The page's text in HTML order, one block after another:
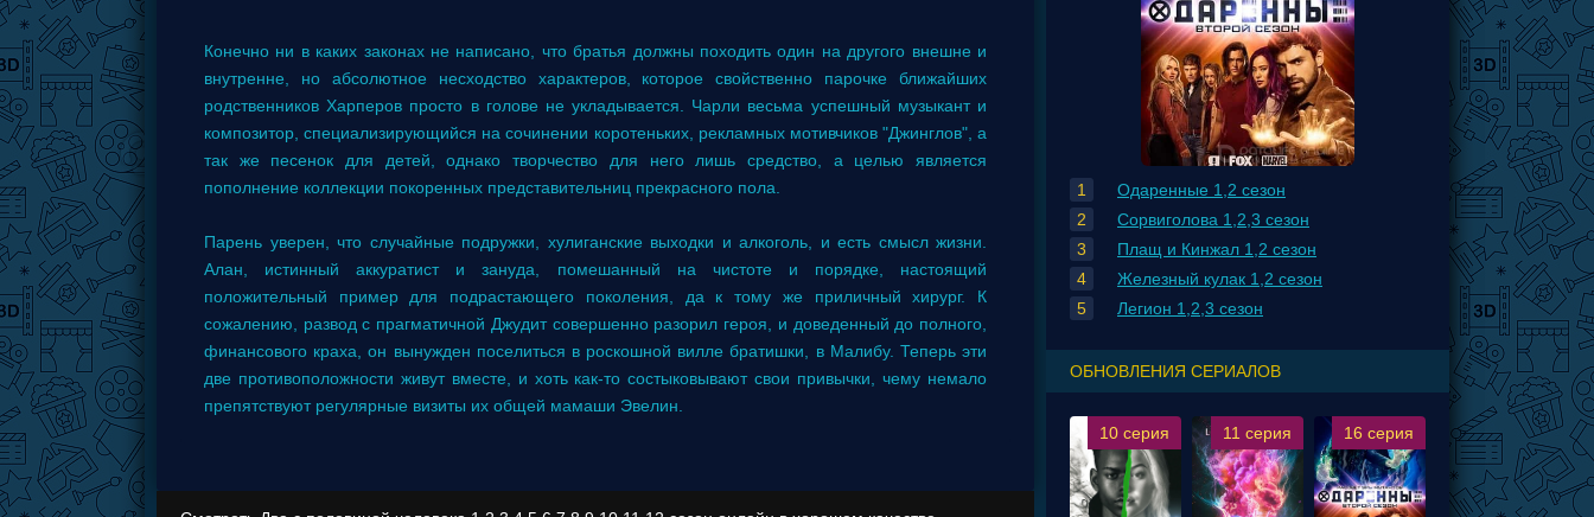
Конечно ни в каких законах не написано, что братья должны походить один на другого внешне и
внутренне, но абсолютное несходство характеров, которое свойственно парочке ближайших
родственников Харперов просто в голове не укладывается. Чарли весьма успешный музыкант и
композитор, специализирующийся на сочинении коротеньких, рекламных мотивчиков "Джинглов", а
так же песенок для детей, однако творчество для него лишь средство, а целью является
пополнение коллекции покоренных представительниц прекрасного пола.
Парень уверен, что случайные подружки, хулиганские выходки и алкоголь, и есть смысл жизни.
Алан, истинный аккуратист и зануда, помешанный на чистоте и порядке, настоящий
положительный пример для подрастающего поколения, да к тому же приличный хирург. К
сожалению, развод с прагматичной Джудит совершенно разорил героя, и доведенный до полного,
финансового краха, он вынужден поселиться в роскошной вилле братишки, в Малибу. Теперь эти
две противоположности живут вместе, и хоть как-то состыковывают свои привычки, чему немало
препятствуют регулярные визиты их общей мамаши Эвелин.
Одаренные 1,2 сезон
Сорвиголова 1,2,3 сезон
Плащ и Кинжал 1,2 сезон
Железный кулак 1,2 сезон
Легион 1,2,3 сезон
ОБНОВЛЕНИЯ СЕРИАЛОВ
10 серия 11 серия 16 серия